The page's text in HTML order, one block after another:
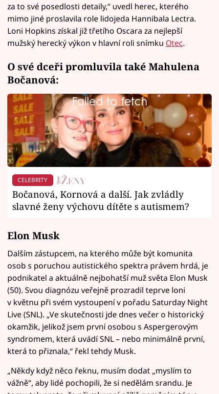
za to své posedlosti detaily,“ uvedl herec, kterého
mimo jiné proslavila role lidojeda Hannibala Lectra.
Loni Hopkins získal již třetího Oscara za nejlepší
mužský herecký výkon v hlavní roli snímku Otec.
O své dceři promluvila také Mahulena
Bočanová:
Failed to fetch
CELEBRITY
Bočanová, Kornová a další. Jak zvládly
slavné ženy výchovu dítěte s autismem?
Elon Musk
Dalším zástupcem, na kterého může být komunita
osob s poruchou autistického spektra právem hrdá, je
podnikatel a aktuálně nejbohatší muž světa Elon Musk
(50). Svou diagnózu veřejně prozradil teprve loni
v květnu při svém vystoupení v pořadu Saturday Night
Live (SNL). „Ve skutečnosti jde dnes večer o historický
okamžik, jelikož jsem první osobou s Aspergerovým
syndromem, která uvádí SNL – nebo minimálně první,
která to přiznala,“ řekl tehdy Musk.
„Někdy když něco řeknu, musím dodat „myslím to
vážně“, aby lidé pochopili, že si nedělám srandu. Je